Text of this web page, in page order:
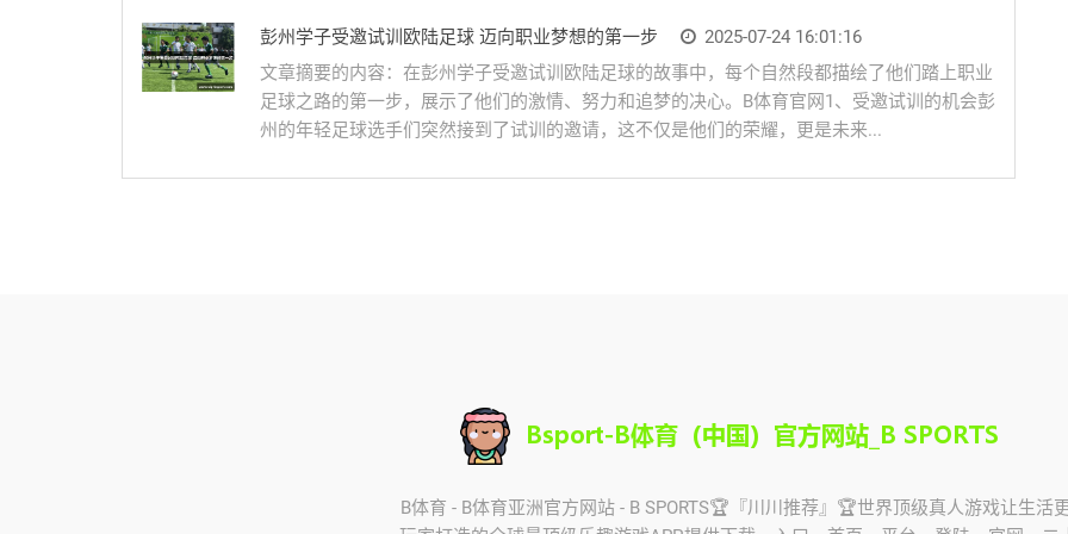
彭州学子受邀试训欧陆足球 迈向职业梦想的第一步
2025-07-24 16:01:16
文章摘要的内容：在彭州学子受邀试训欧陆足球的故事中，每个自然段都描绘了他们踏上职业
足球之路的第一步，展示了他们的激情、努力和追梦的决心。B体育官网1、受邀试训的机会彭
州的年轻足球选手们突然接到了试训的邀请，这不仅是他们的荣耀，更是未来...
B体育 - B体育亚洲官方网站 - B SPORTS🏆『川川推荐』🏆世界顶级真人游戏让生活